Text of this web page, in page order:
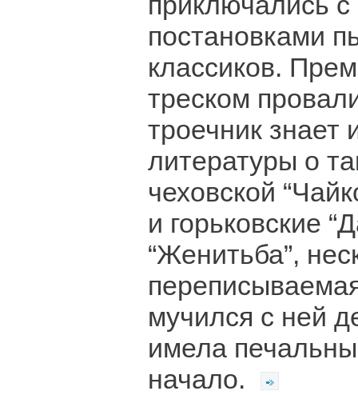
постановками
классиков.
треском
троечник знает
литературы о
чеховской
и горьковские
“Женитьба”,
мучился с ней
имела
начало.